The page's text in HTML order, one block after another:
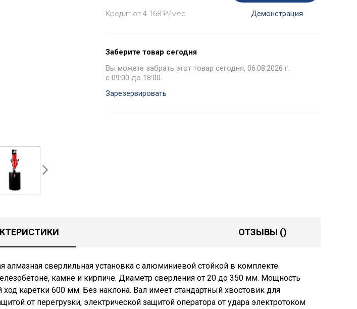
Кредит от 4 168 ₽/мес Демонстрация
Заберите товар сегодня
Вы можете забрать этот товар сегодня, 06.08.2026 г.
с 09:00 до 18:00.
Зарезервировать
ОТЗЫВЫ ()
алмазная сверлильная установка с алюминиевой стойкой в комплекте.
камне и кирпиче. Диаметр сверления от 20 до 350 мм. Мощность
каретки 600 мм. Без наклона. Вал имеет стандартный хвостовик для
от перегрузки, электрической защитой оператора от удара электротоком